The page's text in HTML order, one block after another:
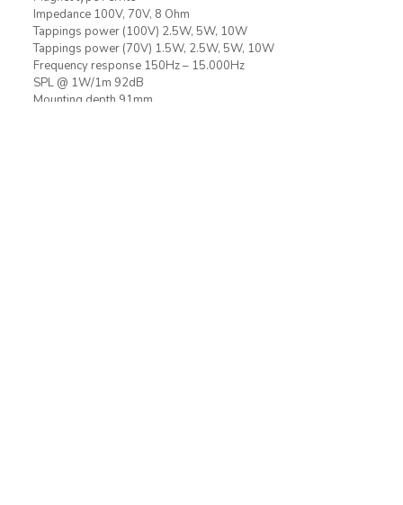
Impedance 100V, 70V, 8 Ohm
Tappings power (100V) 2.5W, 5W, 10W
Tappings power (70V) 1.5W, 2.5W, 5W, 10W
Frequency response 150Hz – 15.000Hz
SPL @ 1W/1m 92dB
Mounting depth 91mm